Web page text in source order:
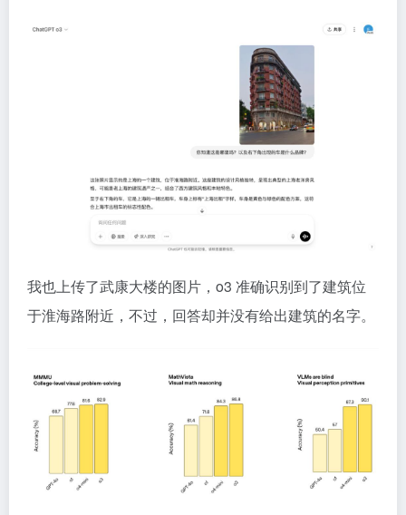
我也上传了武康大楼的图片，o3 准确识别到了建筑位
于淮海路附近，不过，回答却并没有给出建筑的名字。